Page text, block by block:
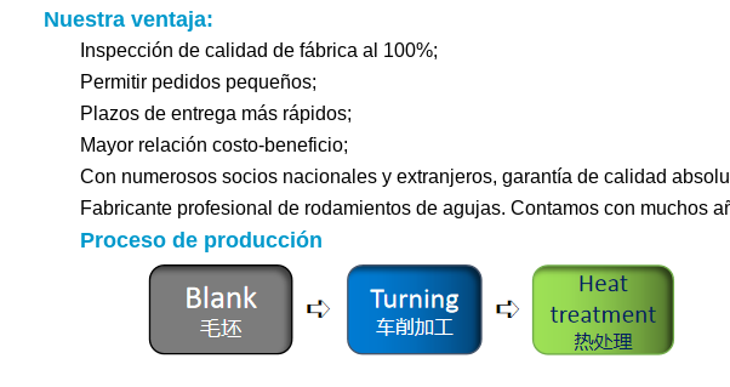
Nuestra ventaja:
Inspección de calidad de fábrica al 100%;
Permitir pedidos pequeños;
Plazos de entrega más rápidos;
Mayor relación costo-beneficio;
Con numerosos socios nacionales y extranjeros, garantía de calidad
Fabricante profesional de rodamientos de agujas. Contamos con muchos
Proceso de producción